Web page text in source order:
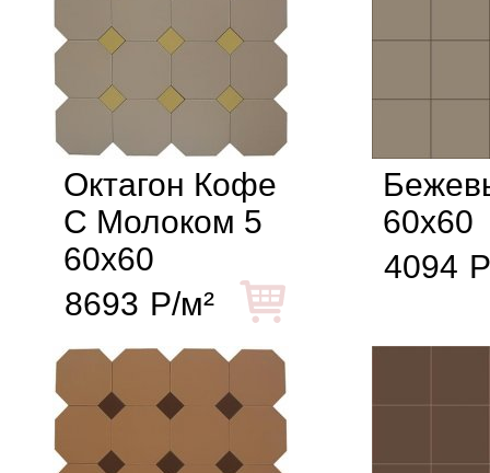
Октагон Кофе
С Молоком 5
60x60
8693 Р/м²
60x60
4094